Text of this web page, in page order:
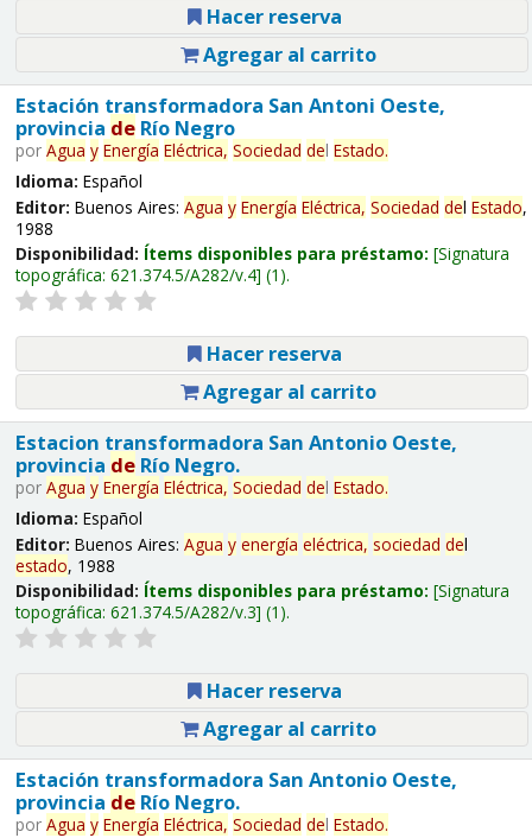
Hacer reserva
Agregar al carrito
Estación transformadora San Antoni Oeste,
provincia deRío Negro
por Agua y Energía Eléctrica, Sociedad del Estado.
Idioma: Español
Editor: Buenos Aires: Agua y Energía Eléctrica, Sociedad del Estado,
1988
Disponibilidad: Ítems disponibles para préstamo: Signatura
topográfica: 621.374.5/A282/v.4 (1).
Hacer reserva
Agregar al carrito
Estacion transformadora San Antonio Oeste,
provincia deRío Negro.
por Agua y Energía Eléctrica, Sociedad del Estado.
Idioma: Español
Editor: Buenos Aires: Agua y energía eléctrica, sociedad del
estado, 1988
Disponibilidad: Ítems disponibles para préstamo: Signatura
topográfica: 621.374.5/A282/v.3 (1).
Hacer reserva
Agregar al carrito
Estación transformadora San Antonio Oeste,
provincia deRío Negro.
por Agua y Energía Eléctrica, Sociedad del Estado.